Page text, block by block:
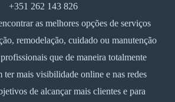
+351 262 143 826
as melhores opções de serviços
remodelação, cuidado ou manutenção
que de maneira totalmente
ter mais visibilidade online e nas redes
de alcançar mais clientes e para